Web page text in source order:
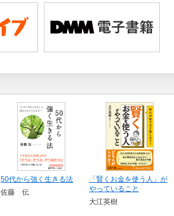
50代から強く生きる法
佐藤 伝
「賢くお金を使う人」が
やっていること
大江英樹